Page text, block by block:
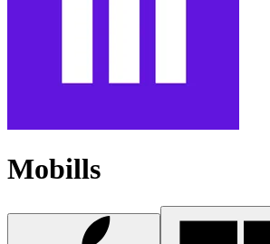
Mobills